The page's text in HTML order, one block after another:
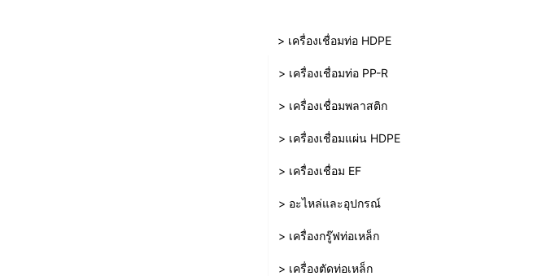
> เครื่องเชื่อมท่อ HDPE
> เครื่องเชื่อมท่อ PP-R
> เครื่องเชื่อมพลาสติก
> เครื่องเชื่อมแผ่น HDPE
> เครื่องเชื่อม EF
> อะไหล่และอุปกรณ์
> เครื่องกรู๊ฟท่อเหล็ก
> เครื่องตัดท่อเหล็ก